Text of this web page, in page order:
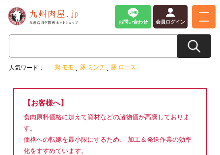
お問い合わせ 会員ログイン
人気ワード： 鶏 モモ 豚 ミンチ 豚 ロース
【お客様へ】
食肉原料価格に加えて資材などの諸物価が高騰しておりま
す。
価格への転嫁を最小限にするため、 加工＆発送作業の効率
化をすすめています。